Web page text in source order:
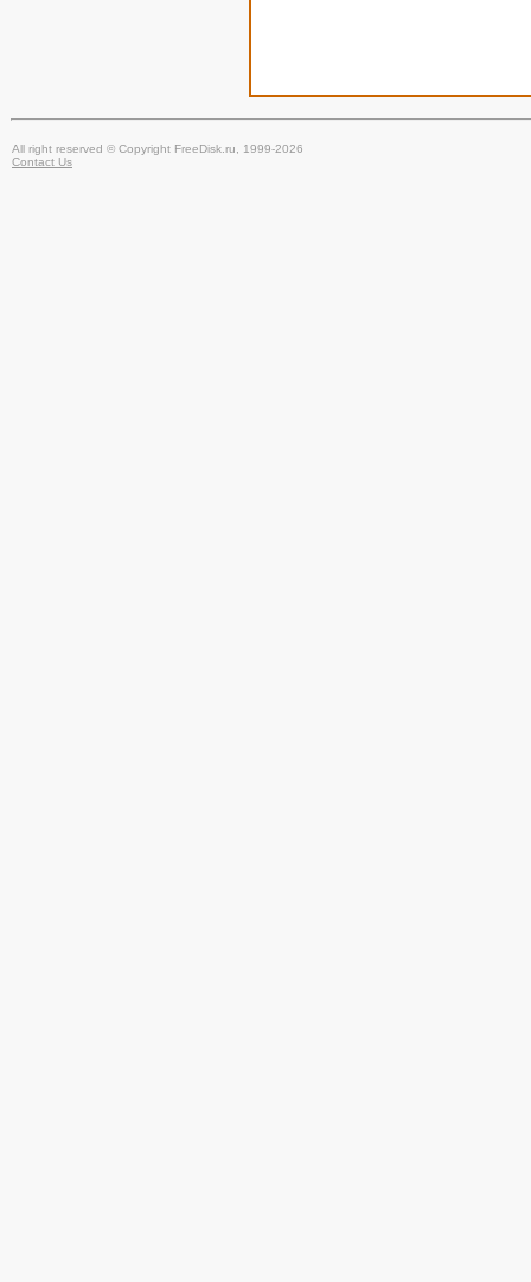
All right reserved © Copyright FreeDisk.ru, 1999-2026
Contact Us